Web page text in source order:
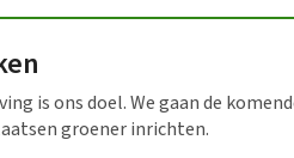
is ons doel. We gaan de
groener inrichten.